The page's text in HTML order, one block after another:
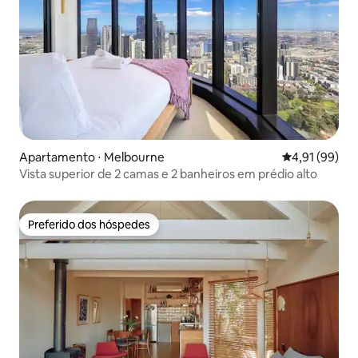
Apartamento ⋅ Melbourne 4,91 de uma
4,91 (99)
Vista superior de 2 camas e 2 banheiros em prédio alto
Preferido dos hóspedes
Preferido dos hóspedes